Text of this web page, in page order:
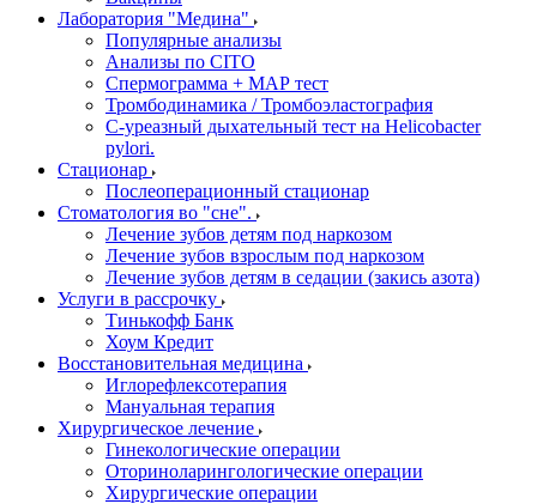
Лаборатория "Медина"
Популярные анализы
Анализы по CITO
Спермограмма + МАР тест
Тромбодинамика / Тромбоэластография
С-уреазный дыхательный тест на Helicobacter
pylori.
Стационар
Послеоперационный стационар
Стоматология во "сне".
Лечение зубов детям под наркозом
Лечение зубов взрослым под наркозом
Лечение зубов детям в седации (закись азота)
Услуги в рассрочку
Тинькофф Банк
Хоум Кредит
Восстановительная медицина
Иглорефлексотерапия
Мануальная терапия
Хирургическое лечение
Гинекологические операции
Оториноларингологические операции
Хирургические операции